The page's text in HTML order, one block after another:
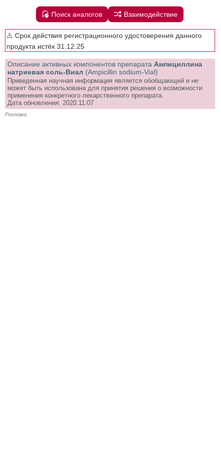
Поиск аналогов Взаимодействие
⚠️ Срок действия регистрационного удостоверения данного
продукта истёк 31.12.25
Описание активных компонентов препарата Ампициллина
натриевая соль-Виал (Ampicillin sodium-Vial)
Приведенная научная информация является обобщающей и не
может быть использована для принятия решения о возможности
применения конкретного лекарственного препарата.
Дата обновления: 2020.11.07
Реклама